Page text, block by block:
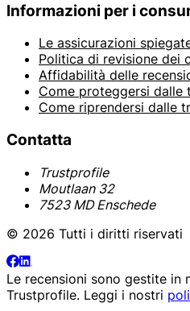
Informazioni per i
Le assicurazioni
Politica di revisione dei
Affidabilità delle
Come proteggersi
Come riprendersi dalle
Contatta
Trustprofile
Moutlaan 32
7523 MD Enschede
© 2026 Tutti i diritti riservati
Le recensioni sono gestite in
Trustprofile. Leggi i nostri